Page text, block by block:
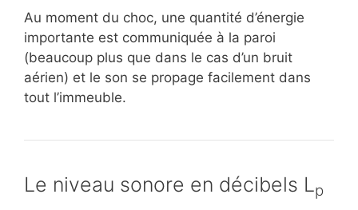
Au moment du choc, une quantité d’énergie
importante est communiquée à la paroi
(beaucoup plus que dans le cas d’un bruit
aérien) et le son se propage facilement dans
tout l’immeuble.
Le niveau sonore en décibels Lp